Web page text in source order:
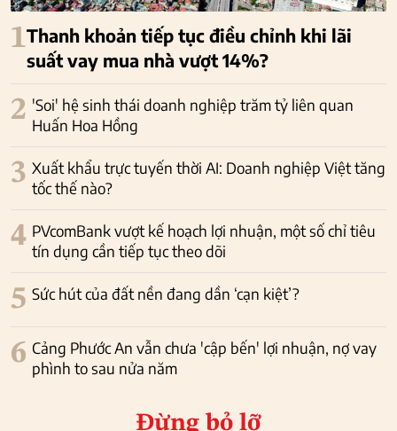
1Thanh khoản tiếp tục điều chỉnh khi lãi
suất vay mua nhà vượt 14%?
2 'Soi' hệ sinh thái doanh nghiệp trăm tỷ liên quan
Huấn Hoa Hồng
3 Xuất khẩu trực tuyến thời AI: Doanh nghiệp Việt tăng
tốc thế nào?
4 PVcomBank vượt kế hoạch lợi nhuận, một số chỉ tiêu
tín dụng cần tiếp tục theo dõi
5 Sức hút của đất nền đang dần ‘cạn kiệt’?
6 Cảng Phước An vẫn chưa 'cập bến' lợi nhuận, nợ vay
phình to sau nửa năm
Đừng bỏ lỡ